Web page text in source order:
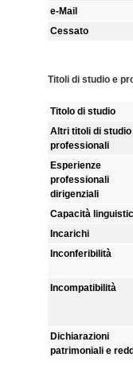
e-Mail
Cessato
Titoli di studio e
Titolo di studio
Altri titoli di studio
professionali
Esperienze
professionali
dirigenziali
Capacità
Incarichi
Inconferibilità
Incompatibilità
Dichiarazioni
patrimoniali e